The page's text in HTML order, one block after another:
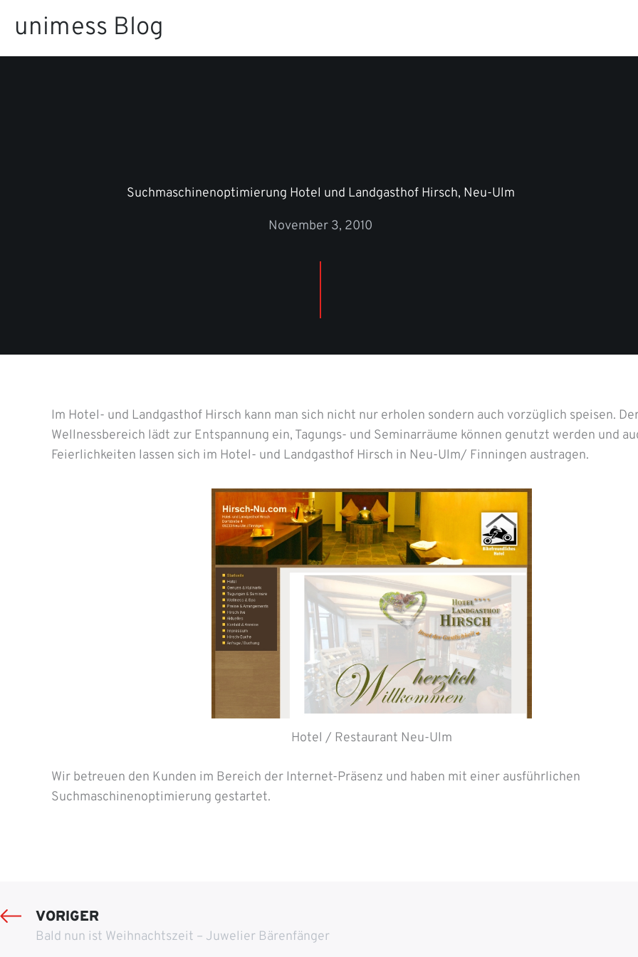
Inhaltunimess Blog
Suchmaschinenoptimierung Hotel und Landgasthof Hirsch, Neu-Ulm
November 3, 2010
Im Hotel- und Landgasthof Hirsch kann man sich nicht nur erholen sondern auch vorzüglich speisen.
Wellnessbereich lädt zur Entspannung ein, Tagungs- und Seminarräume können genutzt werden und
Feierlichkeiten lassen sich im Hotel- und Landgasthof Hirsch in Neu-Ulm/ Finningen austragen.
Hotel / Restaurant Neu-Ulm
Wir betreuen den Kunden im Bereich der Internet-Präsenz und haben mit einer ausführlichen
Suchmaschinenoptimierung gestartet.
VORIGER
Bald nun ist Weihnachtszeit – Juwelier Bärenfänger